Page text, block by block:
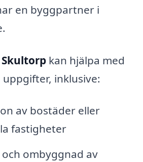
en byggpartner i
kan hjälpa med
inklusive:
av bostäder eller
fastigheter
ombyggnad av